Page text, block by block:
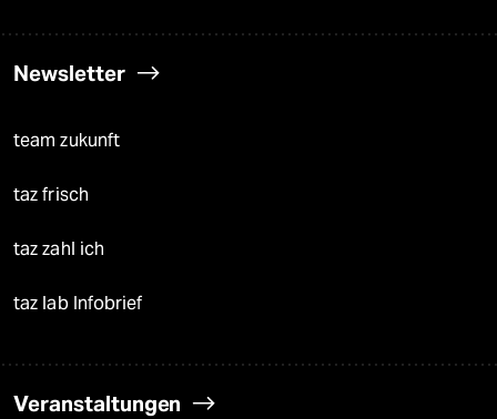
Newsletter
team zukunft
taz frisch
taz zahl ich
taz lab Infobrief
Veranstaltungen